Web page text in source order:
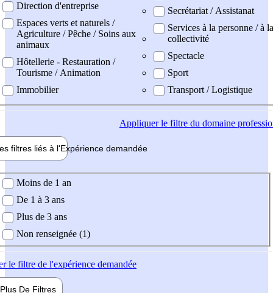
Direction d'entreprise
Espaces verts et naturels /
Agriculture / Pêche / Soins aux
animaux
Hôtellerie - Restauration /
Tourisme / Animation
Immobilier
Secrétariat / Assistanat
Services à la personne / à la
collectivité
Spectacle
Sport
Transport / Logistique
Appliquerle filtre du domaine
filtres liés à l'Expérience demandée
demandée
Moins de 1 an
De 1 à 3 ans
Plus de 3 ans
Non renseignée (1)
le filtre de l'expérience demandée
Plus De Filtres